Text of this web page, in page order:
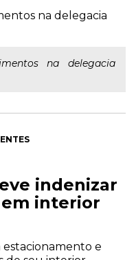
na delegacia
na delegacia
indenizar
interior
e